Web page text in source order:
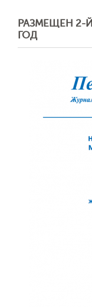
РАЗМЕЩЕН 2-
ГОД